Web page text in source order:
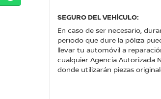
SEGURO DEL VEHÍCULO:
En caso de ser necesario,
periodo que dure la póliza
llevar tu automóvil a
cualquier Agencia Autorizada
donde utilizarán piezas